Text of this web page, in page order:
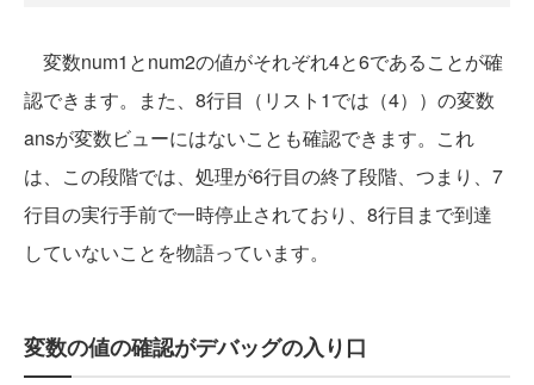
変数num1とnum2の値がそれぞれ4と6であることが確
認できます。また、8行目（リスト1では（4））の変数
ansが変数ビューにはないことも確認できます。これ
は、この段階では、処理が6行目の終了段階、つまり、7
行目の実行手前で一時停止されており、8行目まで到達
していないことを物語っています。
変数の値の確認がデバッグの入り口